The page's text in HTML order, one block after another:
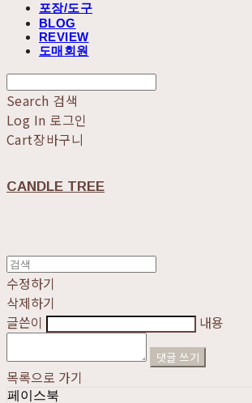
포장/도구
BLOG
REVIEW
도매회원
Search 검색
Log In 로그인
Cart장바구니
CANDLE TREE
수정하기
삭제하기
글쓴이
내용
댓글 쓰기
목록으로 가기
페이스북